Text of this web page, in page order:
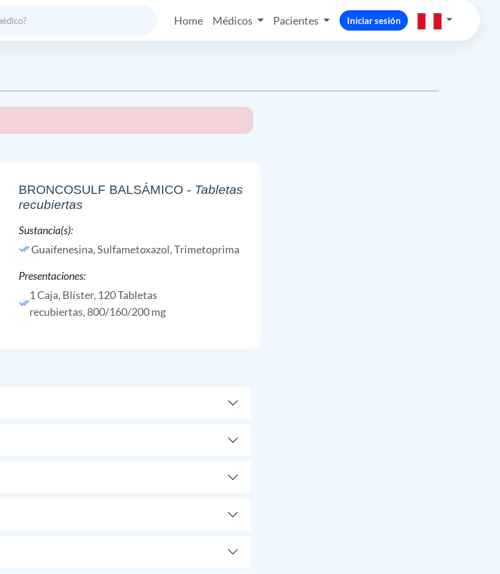
Home Médicos Pacientes Iniciar sesión
BRONCOSULF BALSÁMICO - Tabletas
recubiertas
Sustancia(s):
Guaifenesina,Sulfametoxazol,Trimetoprima
Presentaciones:
1 Caja, Blíster, 120 Tabletas
recubiertas, 800/160/200 mg